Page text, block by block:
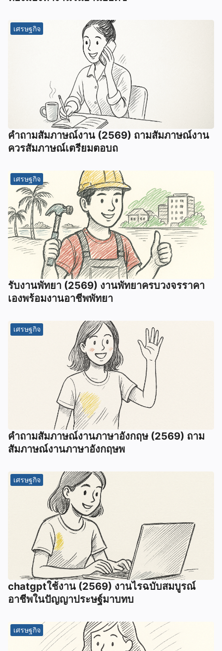
เศรษฐกิจ
คําถามสัมภาษณ์งาน (2569) ถามสัมภาษณ์งาน
ควรสัมภาษณ์เตรียมตอบถ
เศรษฐกิจ
รับงานพัทยา (2569) ️งานพัทยาครบวงจรราคา
เองพร้อมงานอาชีพพัทยา
เศรษฐกิจ
คําถามสัมภาษณ์งานภาษาอังกฤษ (2569) ถาม
สัมภาษณ์งานภาษาอังกฤษพ
เศรษฐกิจ
chatgptใช้งาน (2569) งานไรฉบับสมบูรณ์
อาชีพในปัญญาประษฐ์มาบทบ
เศรษฐกิจ